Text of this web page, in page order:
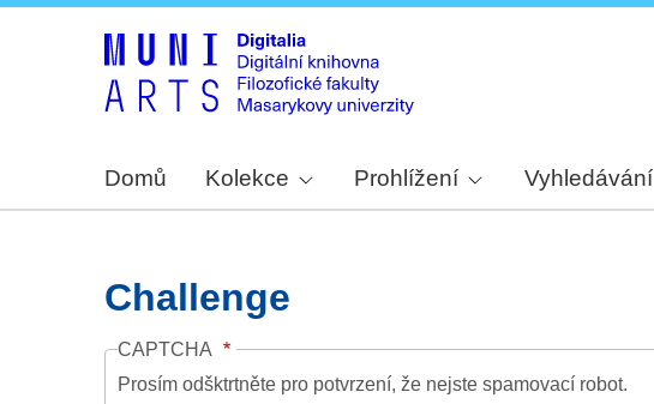
Domů Kolekce Prohlížení Vyhledávání
Challenge
CAPTCHA
Prosím odšktrtněte pro potvrzení, že nejste spamovací robot.